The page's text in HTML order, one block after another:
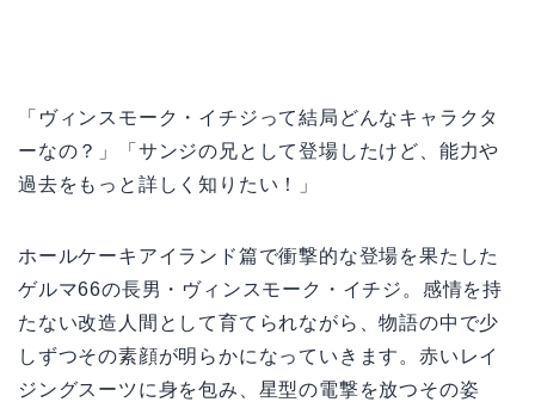
「ヴィンスモーク・イチジって結局どんなキャラクタ
ーなの？」「サンジの兄として登場したけど、能力や
過去をもっと詳しく知りたい！」
ホールケーキアイランド篇で衝撃的な登場を果たした
ゲルマ66の長男・ヴィンスモーク・イチジ。感情を持
たない改造人間として育てられながら、物語の中で少
しずつその素顔が明らかになっていきます。赤いレイ
ジングスーツに身を包み、星型の電撃を放つその姿